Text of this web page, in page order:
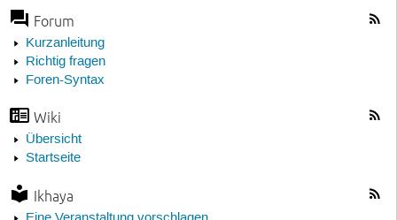
Forum
Kurzanleitung
Richtig fragen
Foren-Syntax
Wiki
Übersicht
Startseite
Ikhaya